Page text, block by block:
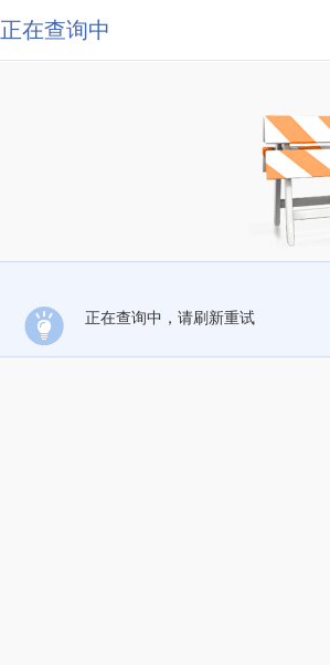
正在查询中
正在查询中，请刷新重试